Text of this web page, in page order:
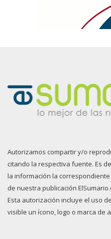
Autorizamos compartir y/o
citando la respectiva fuente. Es
la información la
de nuestra publicación
Esta autorización incluye el uso
visible un ícono, logo o marca de